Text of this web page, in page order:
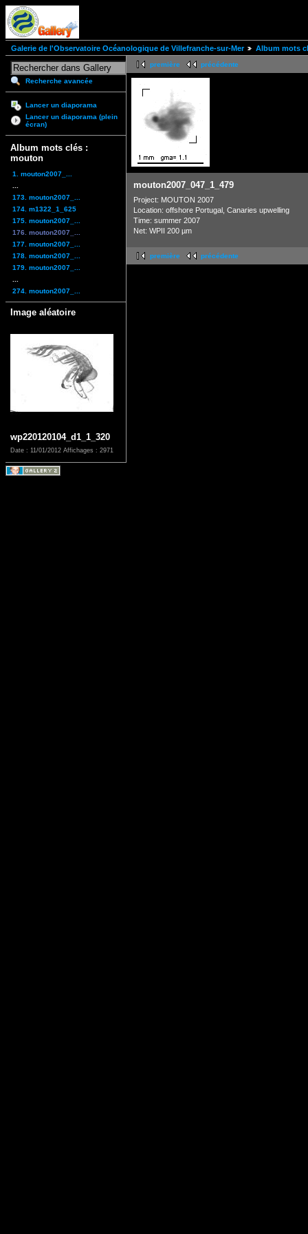
Galerie de l'Observatoire Océanologique de Villefranche-sur-Mer Album mots
Recherche avancée
Lancer un diaporama
Lancer un diaporama (plein
écran)
Album mots clés :
mouton
1. mouton2007_...
173. mouton2007_...
174. m1322_1_625
175. mouton2007_...
176. mouton2007_...
177. mouton2007_...
178. mouton2007_...
179. mouton2007_...
274. mouton2007_...
Image aléatoire
wp220120104_d1_1_320
Date : 11/01/2012 Affichages : 2971
première précédente
mouton2007_047_1_479
Project: MOUTON 2007
Location: offshore Portugal, Canaries upwelling
Time: summer 2007
Net: WPII 200 µm
première précédente